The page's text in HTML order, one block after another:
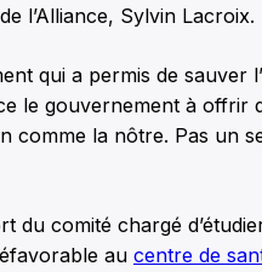
l’Alliance, Sylvin Lacroix.
qui a permis de sauver
le gouvernement à offrir
comme la nôtre. Pas un
comité chargé
au centre de